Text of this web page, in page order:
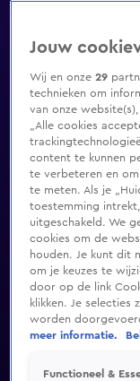
Jouw
Wij en onze29
technieken om
van onze
„Alle cookies
content te kunnen
te verbeteren en
te meten. Als je
toestemming
uitgeschakeld. We
cookies om de
houden. Je kunt dit
om je keuzes te
door op de link
klikken. Je selecties
worden
meer informatie.
Functioneel &